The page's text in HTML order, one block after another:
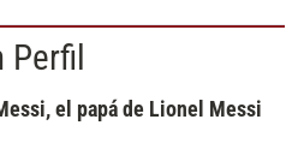
el papá de Lionel Messi